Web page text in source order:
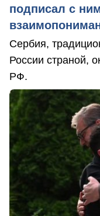
подписал с
Сербия,
России страной,
РФ.